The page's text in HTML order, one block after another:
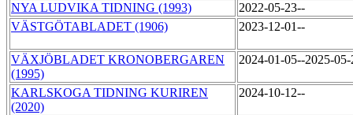
NYA LUDVIKA TIDNING (1993)
2022-05-23--
VÄSTGÖTABLADET (1906)
2023-12-01--
VÄXJÖBLADET KRONOBERGAREN
(1995)
2024-01-05--2025-
KARLSKOGA TIDNING KURIREN
(2020)
2024-10-12--